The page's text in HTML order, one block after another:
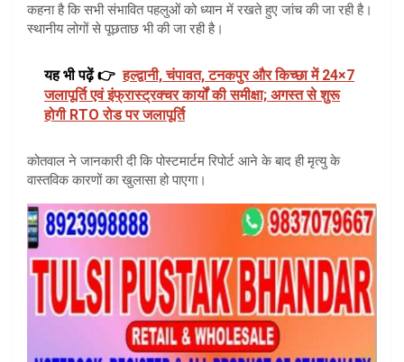
कहना है कि सभी संभावित पहलुओं को ध्यान में रखते हुए जांच की जा रही है।
स्थानीय लोगों से पूछताछ भी की जा रही है।
यह भी पढ़ें 👉 हल्द्वानी, चंपावत, टनकपुर और किच्छा में 24×7
जलापूर्ति एवं इंफ्रास्ट्रक्चर कार्यों की समीक्षा; अगस्त से शुरू
होगी RTO रोड पर जलापूर्ति
कोतवाल ने जानकारी दी कि पोस्टमार्टम रिपोर्ट आने के बाद ही मृत्यु के
वास्तविक कारणों का खुलासा हो पाएगा।